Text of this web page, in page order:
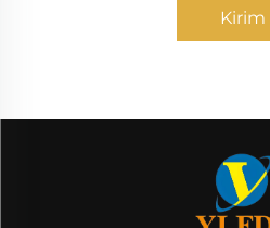
Kirim